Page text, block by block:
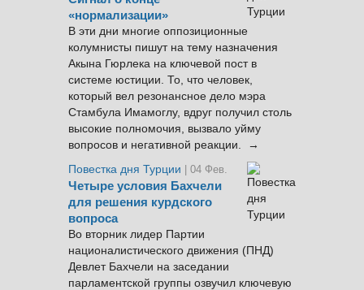
«нормализации»
В эти дни многие оппозиционные
колумнисты пишут на тему назначения
Акына Гюрлека на ключевой пост в
системе юстиции. То, что человек,
который вел резонансное дело мэра
Стамбула Имамоглу, вдруг получил столь
высокие полномочия, вызвало уйму
вопросов и негативной реакции. →
Повестка дня Турции
| 04 Фев.
Четыре условия Бахчели
для решения курдского
вопроса
Во вторник лидер Партии
националистического движения (ПНД)
Девлет Бахчели на заседании
парламентской группы озвучил ключевую